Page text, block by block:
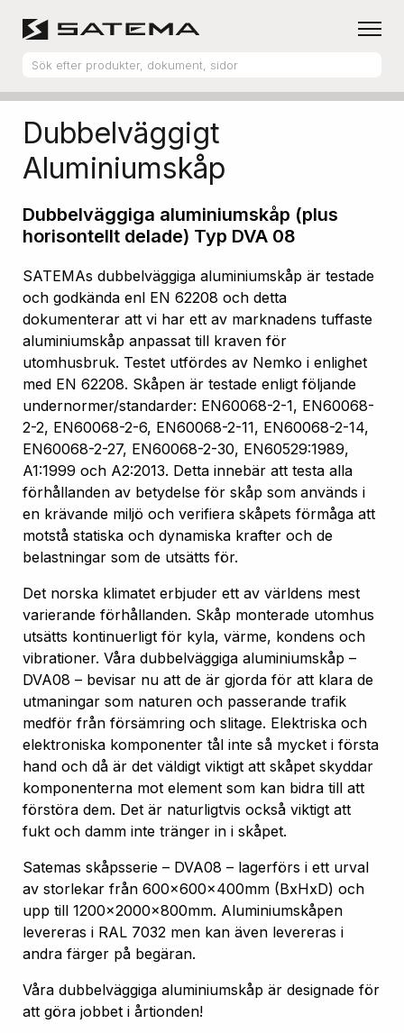
Produktsortiment Aluminiumskåp
Dubbelväggigt
Aluminiumskåp
Dubbelväggiga aluminiumskåp (plus
horisontellt delade) Typ DVA 08
SATEMAs dubbelväggiga aluminiumskåp är testade
och godkända enl EN 62208 och detta
dokumenterar att vi har ett av marknadens tuffaste
aluminiumskåp anpassat till kraven för
utomhusbruk. Testet utfördes av Nemko i enlighet
med EN 62208. Skåpen är testade enligt följande
undernormer/standarder: EN60068-2-1, EN60068-
2-2, EN60068-2-6, EN60068-2-11, EN60068-2-14,
EN60068-2-27, EN60068-2-30, EN60529:1989,
A1:1999 och A2:2013. Detta innebär att testa alla
förhållanden av betydelse för skåp som används i
en krävande miljö och verifiera skåpets förmåga att
motstå statiska och dynamiska krafter och de
belastningar som de utsätts för.
Det norska klimatet erbjuder ett av världens mest
varierande förhållanden. Skåp monterade utomhus
utsätts kontinuerligt för kyla, värme, kondens och
vibrationer. Våra dubbelväggiga aluminiumskåp –
DVA08 – bevisar nu att de är gjorda för att klara de
utmaningar som naturen och passerande trafik
medför från försämring och slitage. Elektriska och
elektroniska komponenter tål inte så mycket i första
hand och då är det väldigt viktigt att skåpet skyddar
komponenterna mot element som kan bidra till att
förstöra dem. Det är naturligtvis också viktigt att
fukt och damm inte tränger in i skåpet.
Satemas skåpsserie – DVA08 – lagerförs i ett urval
av storlekar från 600x600x400mm (BxHxD) och
upp till 1200x2000x800mm. Aluminiumskåpen
levereras i RAL 7032 men kan även levereras i
andra färger på begäran.
Våra dubbelväggiga aluminiumskåp är designade för
att göra jobbet i årtionden!